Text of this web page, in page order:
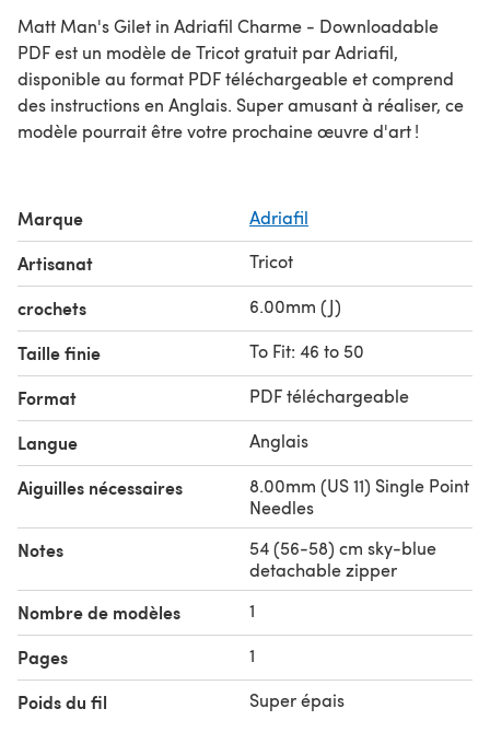
Matt Man's Gilet in Adriafil Charme - Downloadable
PDF est un modèle de Tricot gratuit par Adriafil,
disponible au format PDF téléchargeable et comprend
des instructions en Anglais. Super amusant à réaliser, ce
modèle pourrait être votre prochaine œuvre d'art !
Marque Adriafil
Artisanat Tricot
crochets 6.00mm (J)
Taille finie To Fit: 46 to 50
Format PDF téléchargeable
Langue Anglais
Aiguilles nécessaires
8.00mm (US 11) Single Point
Needles
Notes
54 (56-58) cm sky-blue
detachable zipper
Nombre de modèles 1
Pages 1
Poids du fil Super épais